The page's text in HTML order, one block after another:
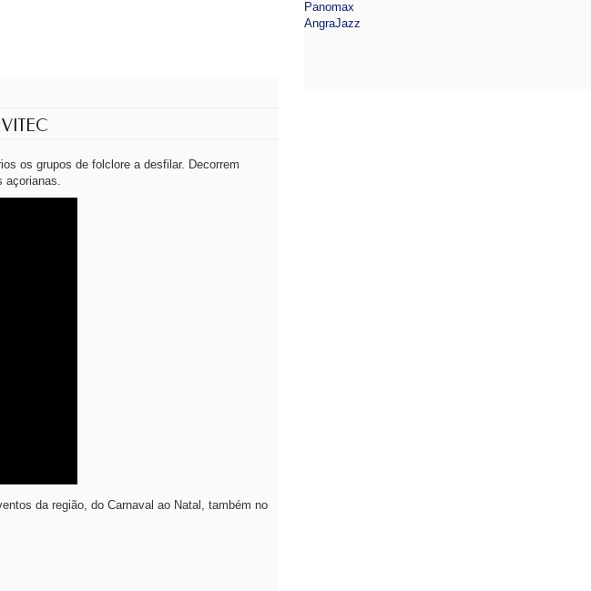
os grupos de folclore a desfilar. Decorrem
açorianas.
da região, do Carnaval ao Natal, também no
Panomax
AngraJazz